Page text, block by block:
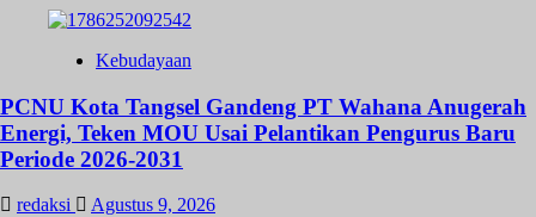
Kebudayaan
PCNU Kota Tangsel Gandeng PT Wahana Anugerah
Energi, Teken MOU Usai Pelantikan Pengurus Baru
Periode 2026-2031
redaksi Agustus 9, 2026